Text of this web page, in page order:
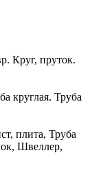
Круг, пруток.
круглая. Труба
плита, Труба
Швеллер,